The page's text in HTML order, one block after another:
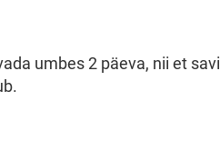
umbes 2 päeva, nii et savi